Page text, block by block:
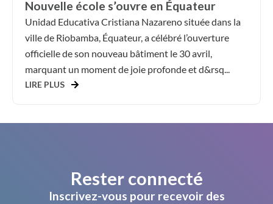
Nouvelle école s’ouvre en Équateur
Unidad Educativa Cristiana Nazareno située dans la
ville de Riobamba, Équateur, a célébré l’ouverture
officielle de son nouveau bâtiment le 30 avril,
marquant un moment de joie profonde et d&rsq...
LIRE PLUS
Rester connecté
Inscrivez-vous pour recevoir des